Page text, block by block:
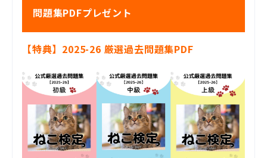
問題集PDFプレゼント
【特典】2025-26 厳選過去問題集PDF